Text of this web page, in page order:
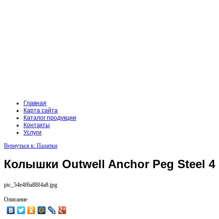
Главная
Карта сайта
Каталог продукции
Контакты
Услуги
Вернуться к: Палатки
Колышки Outwell Anchor Peg Steel 4
pic_54e4f6a88f4a8.jpg
Описание